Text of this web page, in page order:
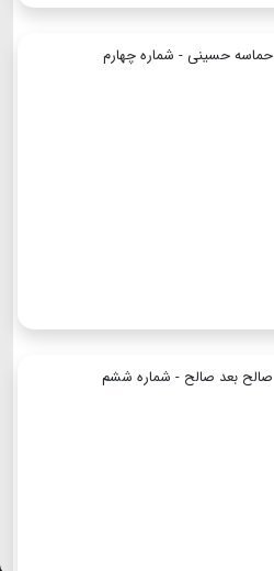
حماسه حسینی - شماره چهارم
صالح بعد صالح - شماره ششم